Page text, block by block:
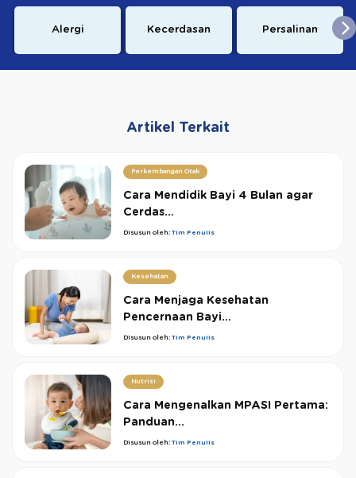
Alergi Kecerdasan Persalinan
Artikel Terkait
Perkembangan Otak
Cara Mendidik Bayi 4 Bulan agar
Cerdas...
Disusun oleh: Tim Penulis
Kesehatan
Cara Menjaga Kesehatan
Pencernaan Bayi...
Disusun oleh: Tim Penulis
Nutrisi
Cara Mengenalkan MPASI Pertama:
Panduan...
Disusun oleh: Tim Penulis